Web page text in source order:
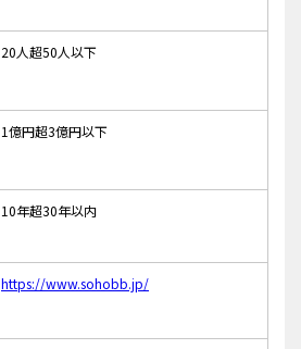
20人超50人以下
1億円超3億円以下
10年超30年以内
https://www.sohobb.jp/